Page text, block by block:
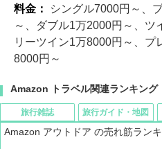
料金：
シングル7000円～、
～、ダブル1万2000円～、ツ
リーツイン1万8000円～、プ
8000円～
Amazon トラベル関連ランキング
旅行雑誌 旅行ガイド・地図
Amazon アウトドア の売れ筋ラン